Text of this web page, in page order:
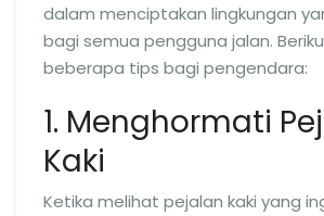
dalam menciptakan lingkungan
bagi semua pengguna jalan.
beberapa tips bagi pengendara:
1. Menghormati
Kaki
Ketika melihat pejalan kaki yang